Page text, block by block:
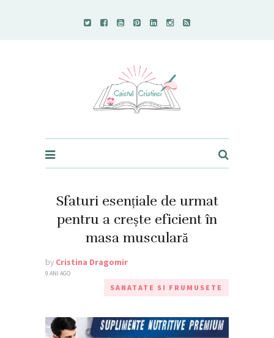
Sfaturi esențiale de urmat
pentru a crește eficient în
masa musculară
by Cristina Dragomir
9 ANI AGO
SANATATE SI FRUMUSETE